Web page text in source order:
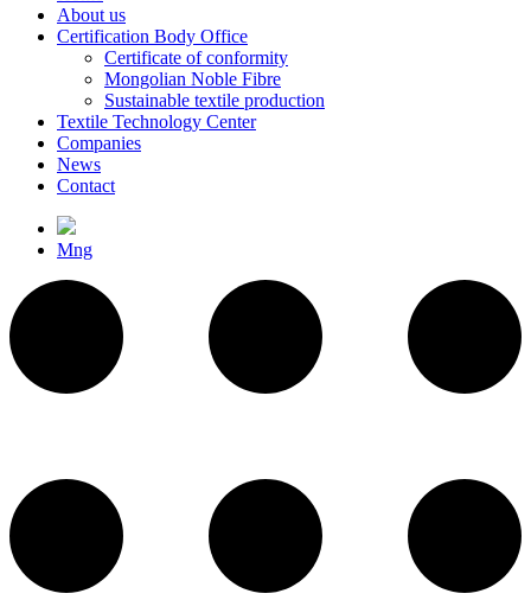
About us
Certification Body Office
Certificate of conformity
Mongolian Noble Fibre
Sustainable textile production
Textile Technology Center
Companies
News
Contact
Mng